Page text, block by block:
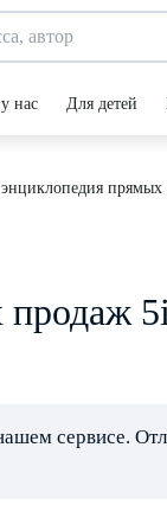
нас Для детей
продаж
сервисе.